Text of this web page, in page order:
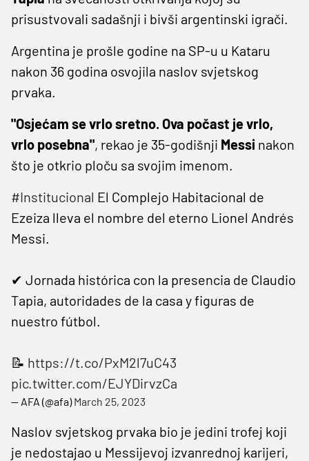
prisustvovali sadašnji i bivši argentinski igrači.
Argentina je prošle godine na SP-u u Kataru
nakon 36 godina osvojila naslov svjetskog
prvaka.
"Osjećam se vrlo sretno. Ova počast je vrlo,
vrlo posebna", rekao je 35-godišnji Messi nakon
što je otkrio ploču sa svojim imenom.
#Institucional El Complejo Habitacional de
Ezeiza lleva el nombre del eterno Lionel Andrés
Messi.
✔ Jornada histórica con la presencia de Claudio
Tapia, autoridades de la casa y figuras de
nuestro fútbol.
📝 https://t.co/PxM2l7uC43
pic.twitter.com/EJYDirvzCa
— AFA (@afa)March 25, 2023
Naslov svjetskog prvaka bio je jedini trofej koji
je nedostajao u Messijevoj izvanrednoj karijeri,